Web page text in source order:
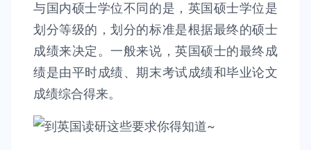
与国内硕士学位不同的是，英国硕士学位是
划分等级的，划分的标准是根据最终的硕士
成绩来决定。一般来说，英国硕士的最终成
绩是由平时成绩、期末考试成绩和毕业论文
成绩综合得来。